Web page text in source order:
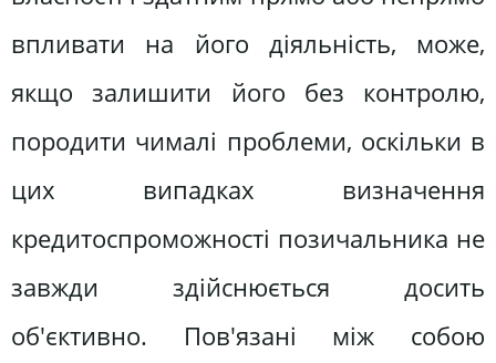
впливати на його діяльність, може,
якщо залишити його без контролю,
породити чималі проблеми, оскільки в
цих випадках визначення
кредитоспроможності позичальника не
завжди здійснюється досить
об'єктивно. Пов'язані між собою